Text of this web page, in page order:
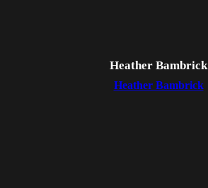
Heather Bambrick
Heather Bambrick